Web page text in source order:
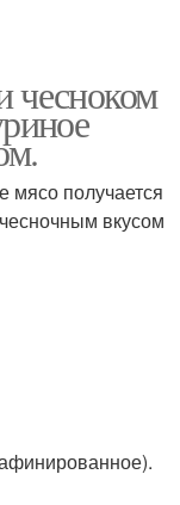
чесноком
мясо получается
вкусом